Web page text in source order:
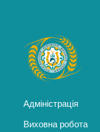
Адміністрація
Виховна робота